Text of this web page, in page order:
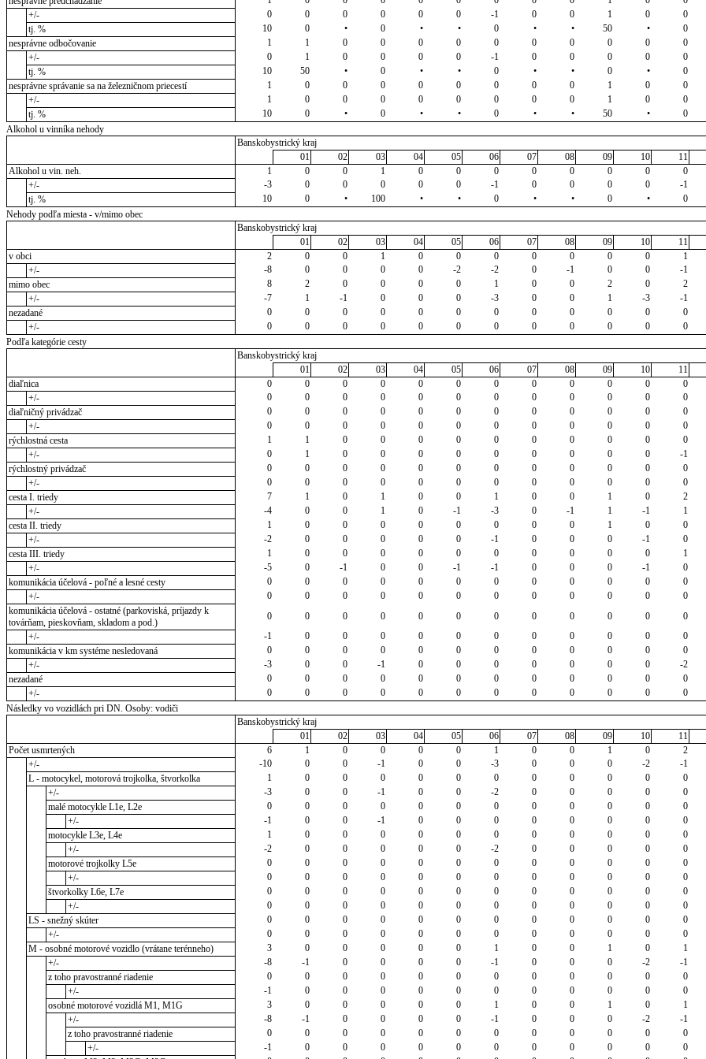
+/-
0 0 0 0 0 0 -1 0 0 1 0
0
tj. %
10 0 • 0 • • 0 • • 50 •
0
nesprávne odbočovanie
1 1 0 0 0 0 0 0 0 0 0
0
+/-
0 1 0 0 0 0 -1 0 0 0 0
0
tj. %
10 50 • 0 • • 0 • • 0 •
0
nesprávne správanie sa na železničnom priecestí
1 0 0 0 0 0 0 0 0 1 0
0
+/-
1 0 0 0 0 0 0 0 0 1 0
0
tj. %
10 0 • 0 • • 0 • • 50 •
0
Alkohol u vinníka nehody
Banskobystrický kraj
01
02 03 04 05 06 07 08 09 10
11
Alkohol u vin. neh.
1 0 0 1 0 0 0 0 0 0 0
0
+/-
-3 0 0 0 0 0 -1 0 0 0 0
-1
tj. %
10 0 • 100 • • 0 • • 0 •
0
Nehody podľa miesta - v/mimo obec
Banskobystrický kraj
01
02 03 04 05 06 07 08 09 10
11
v obci
2 0 0 1 0 0 0 0 0 0 0
1
+/-
-8 0 0 0 0 -2 -2 0 -1 0 0
-1
mimo obec
8 2 0 0 0 0 1 0 0 2 0
2
+/-
-7 1 -1 0 0 0 -3 0 0 1 -3
-1
nezadané
0 0 0 0 0 0 0 0 0 0 0
0
+/-
0 0 0 0 0 0 0 0 0 0 0
0
Podľa kategórie cesty
Banskobystrický kraj
01
02 03 04 05 06 07 08 09 10
11
diaľnica
0 0 0 0 0 0 0 0 0 0 0
0
+/-
0 0 0 0 0 0 0 0 0 0 0
0
diaľničný privádzač
0 0 0 0 0 0 0 0 0 0 0
0
+/-
0 0 0 0 0 0 0 0 0 0 0
0
rýchlostná cesta
1 1 0 0 0 0 0 0 0 0 0
0
+/-
0 1 0 0 0 0 0 0 0 0 0
-1
rýchlostný privádzač
0 0 0 0 0 0 0 0 0 0 0
0
+/-
0 0 0 0 0 0 0 0 0 0 0
0
cesta I. triedy
7 1 0 1 0 0 1 0 0 1 0
2
+/-
-4 0 0 1 0 -1 -3 0 -1 1 -1
1
cesta II. triedy
1 0 0 0 0 0 0 0 0 1 0
0
+/-
-2 0 0 0 0 0 -1 0 0 0 -1
0
cesta III. triedy
1 0 0 0 0 0 0 0 0 0 0
1
+/-
-5 0 -1 0 0 -1 -1 0 0 0 -1
0
komunikácia účelová - poľné a lesné cesty
0 0 0 0 0 0 0 0 0 0 0
0
+/-
0 0 0 0 0 0 0 0 0 0 0
0
komunikácia účelová - ostatné (parkoviská, príjazdy k
továrňam, pieskovňam, skladom a pod.)
0 0 0 0 0 0 0 0 0 0 0
0
+/-
-1 0 0 0 0 0 0 0 0 0 0
0
komunikácia v km systéme nesledovaná
0 0 0 0 0 0 0 0 0 0 0
0
+/-
-3 0 0 -1 0 0 0 0 0 0 0
-2
nezadané
0 0 0 0 0 0 0 0 0 0 0
0
+/-
0 0 0 0 0 0 0 0 0 0 0
0
Následky vo vozidlách pri DN. Osoby: vodiči
Banskobystrický kraj
01
02 03 04 05 06 07 08 09 10
11
Počet usmrtených
6 1 0 0 0 0 1 0 0 1 0
2
+/-
-10 0 0 -1 0 0 -3 0 0 0 -2
-1
L - motocykel, motorová trojkolka, štvorkolka
1 0 0 0 0 0 0 0 0 0 0
0
+/-
-3 0 0 -1 0 0 -2 0 0 0 0
0
malé motocykle L1e, L2e
0 0 0 0 0 0 0 0 0 0 0
0
+/-
-1 0 0 -1 0 0 0 0 0 0 0
0
motocykle L3e, L4e
1 0 0 0 0 0 0 0 0 0 0
0
+/-
-2 0 0 0 0 0 -2 0 0 0 0
0
motorové trojkolky L5e
0 0 0 0 0 0 0 0 0 0 0
0
+/-
0 0 0 0 0 0 0 0 0 0 0
0
štvorkolky L6e, L7e
0 0 0 0 0 0 0 0 0 0 0
0
+/-
0 0 0 0 0 0 0 0 0 0 0
0
LS - snežný skúter
0 0 0 0 0 0 0 0 0 0 0
0
+/-
0 0 0 0 0 0 0 0 0 0 0
0
M - osobné motorové vozidlo (vrátane terénneho)
3 0 0 0 0 0 1 0 0 1 0
1
+/-
-8 -1 0 0 0 0 -1 0 0 0 -2
-1
z toho pravostranné riadenie
0 0 0 0 0 0 0 0 0 0 0
0
+/-
-1 0 0 0 0 0 0 0 0 0 0
0
osobné motorové vozidlá M1, M1G
3 0 0 0 0 0 1 0 0 1 0
1
+/-
-8 -1 0 0 0 0 -1 0 0 0 -2
-1
z toho pravostranné riadenie
0 0 0 0 0 0 0 0 0 0 0
0
+/-
-1 0 0 0 0 0 0 0 0 0 0
0